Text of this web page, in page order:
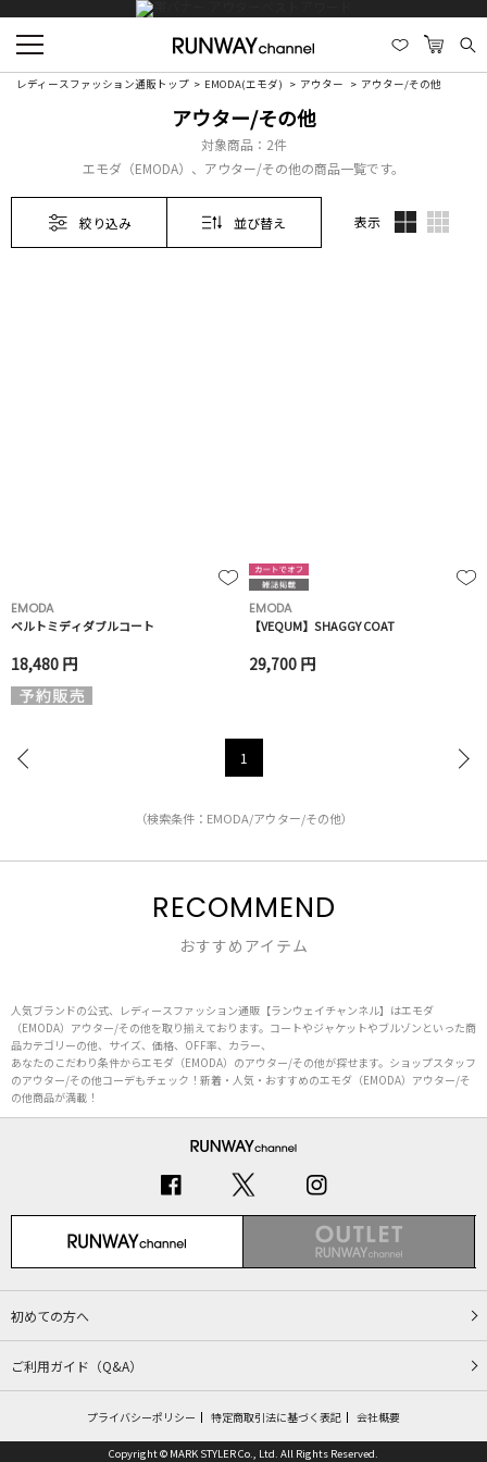
レディースファッション通販トップ EMODA(エモダ) アウター アウター/その他
アウター/その他
対象商品： 2件
エモダ（EMODA）、アウター/その他の商品一覧です。
絞り込み 並び替え 表示
EMODA
ベルトミディダブルコート
18,480 円
EMODA
【VEQUM】SHAGGY COAT
29,700 円
1
（検索条件：EMODA/アウター/その他）
RECOMMEND
おすすめアイテム
人気ブランドの公式、レディースファッション通販【ランウェイチャンネル】はエモダ
（EMODA）アウター/その他を取り揃えております。コートやジャケットやブルゾンといった商
品カテゴリーの他、サイズ、価格、OFF率、カラー、
あなたのこだわり条件からエモダ（EMODA）のアウター/その他が探せます。ショップスタッフ
のアウター/その他コーデもチェック！新着・人気・おすすめのエモダ（EMODA）アウター/そ
の他商品が満載！
初めての方へ
ご利用ガイド（Q&A）
プライバシーポリシー 特定商取引法に基づく表記 会社概要
Copyright © MARK STYLER Co., Ltd. All Rights Reserved.